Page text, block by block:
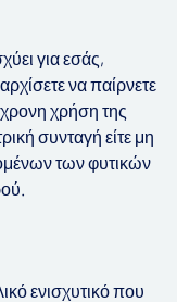
για εσάς,
να παίρνετε
χρήση της
συνταγή είτε μη
των φυτικών
ενισχυτικό που